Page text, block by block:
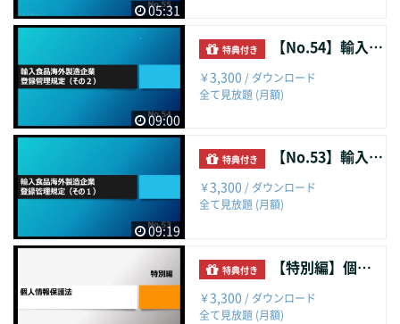
05:31
09:00
特典付き 【No.54】輸入食品海外製造企業登録管理規定（その２）
￥3,300 / ダウンロード
全て見放題 (月額)
09:19
特典付き 【No.53】輸入食品海外製造企業登録管理規定（その１）
￥3,300 / ダウンロード
全て見放題 (月額)
特典付き 【特別編】個人情報保護法
￥3,300 / ダウンロード
全て見放題 (月額)